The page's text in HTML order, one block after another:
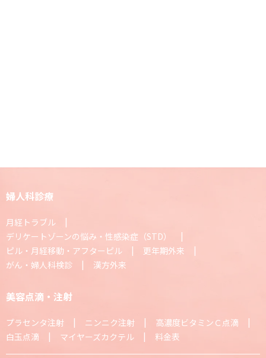
婦人科診療
月経トラブル
デリケートゾーンの悩み・性感染症（STD）
ピル・月経移動・アフターピル
更年期外来
がん・婦人科検診
漢方外来
美容点滴・注射
プラセンタ注射 ニンニク注射
高濃度ビタミンＣ点滴
白玉点滴
マイヤーズカクテル 料金表